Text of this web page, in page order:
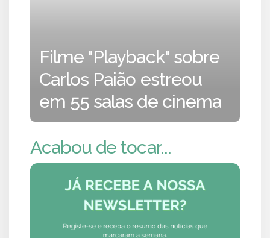
Filme "Playback" sobre
Carlos Paião estreou
em 55 salas de cinema
Acabou de tocar...